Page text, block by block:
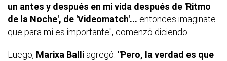
un antes y después en mi vida después de 'Ritmo
de la Noche', de 'Videomatch'... entonces imaginate
que para mí es importante", comenzó diciendo.
Luego, Marixa Balli agregó: "Pero, la verdad es que